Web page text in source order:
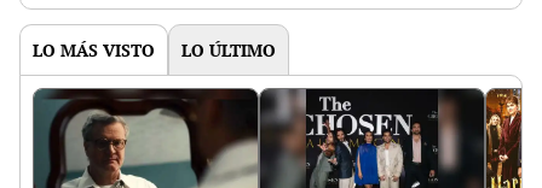
LO MÁS VISTO LO ÚLTIMO